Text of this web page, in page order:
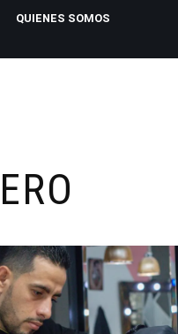
QUIENES SOMOS